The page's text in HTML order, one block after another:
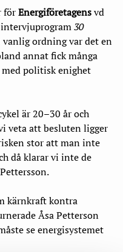
förEnergiföretagensvd
30
vanlig ordning var det en
annat fick många
politisk enighet
är 20–30 år och
veta att besluten ligger
stor att man inte
då klarar vi inte de
kärnkraft kontra
Åsa Petterson
se energisystemet